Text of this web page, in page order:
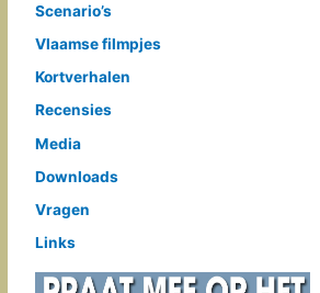
Scenario’s
Vlaamse filmpjes
Kortverhalen
Recensies
Media
Downloads
Vragen
Links